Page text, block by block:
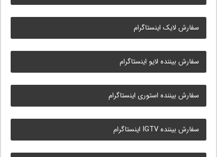
سفارش لایک اینستاگرام
سفارش بیننده لایو اینستاگرام
سفارش بیننده استوری اینستاگرام
سفارش بیننده IGTV اینستاگرام